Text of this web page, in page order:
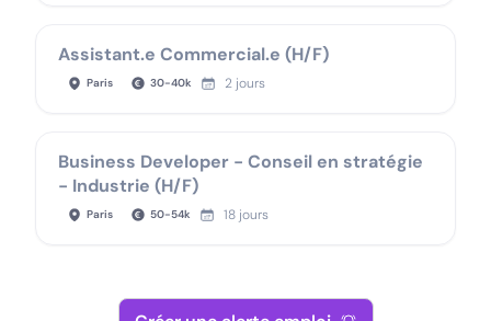
Assistant.e Commercial.e (H/F)
Paris 30-40k 2 jours
Business Developer - Conseil en stratégie
- Industrie (H/F)
Paris 50-54k 18 jours